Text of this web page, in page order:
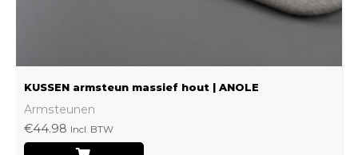
KUSSEN armsteun massief hout | ANOLE
Armsteunen
€44.98 Incl. BTW